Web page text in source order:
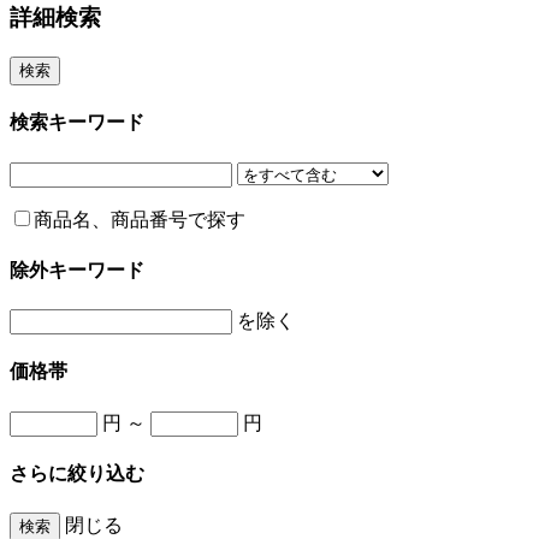
詳細検索
検索キーワード
商品名、商品番号で探す
除外キーワード
を除く
価格帯
円 ～ 円
さらに絞り込む
閉じる